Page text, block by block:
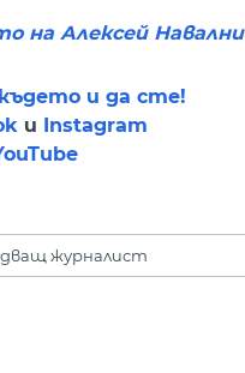
на Алексей Навални
и да сте!
и Instagram
журналист